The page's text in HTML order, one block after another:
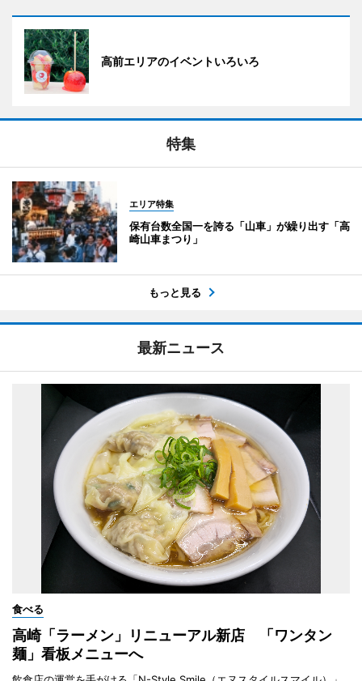
高前エリアのイベントいろいろ
特集
エリア特集
保有台数全国一を誇る「山車」が繰り出す「高
崎山車まつり」
もっと見る
最新ニュース
食べる
高崎「ラーメン」リニューアル新店 「ワンタン
麺」看板メニューへ